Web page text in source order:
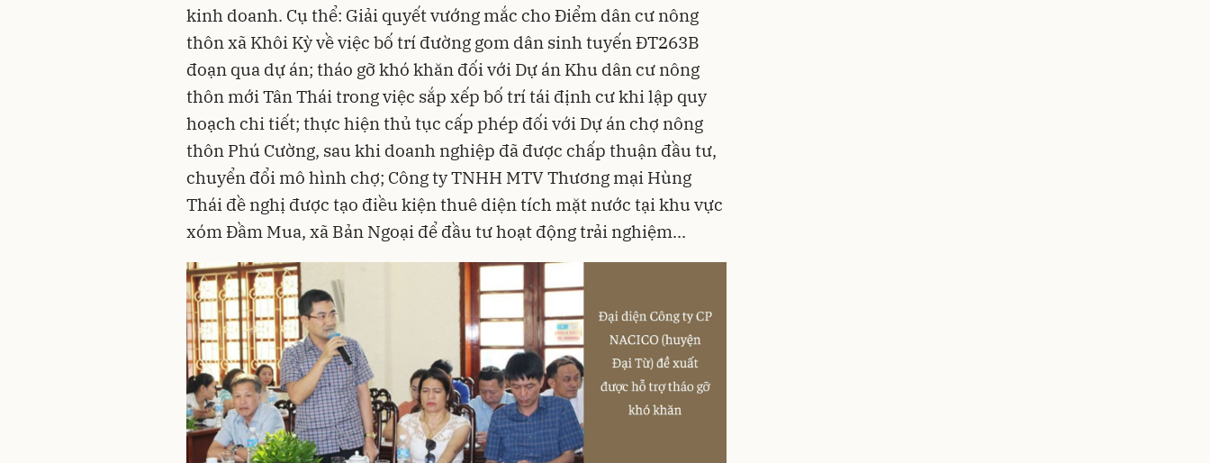
kinh doanh. Cụ thể: Giải quyết vướng mắc cho Điểm dân cư nông
thôn xã Khôi Kỳ về việc bố trí đường gom dân sinh tuyến ĐT263B
đoạn qua dự án; tháo gỡ khó khăn đối với Dự án Khu dân cư nông
thôn mới Tân Thái trong việc sắp xếp bố trí tái định cư khi lập quy
hoạch chi tiết; thực hiện thủ tục cấp phép đối với Dự án chợ nông
thôn Phú Cường, sau khi doanh nghiệp đã được chấp thuận đầu tư,
chuyển đổi mô hình chợ; Công ty TNHH MTV Thương mại Hùng
Thái đề nghị được tạo điều kiện thuê diện tích mặt nước tại khu vực
xóm Đầm Mua, xã Bản Ngoại để đầu tư hoạt động trải nghiệm...